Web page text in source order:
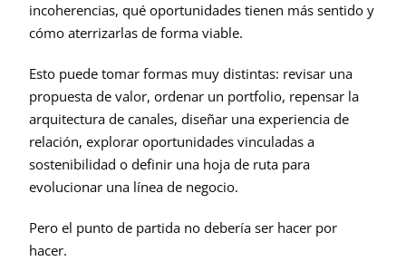
incoherencias, qué oportunidades tienen más sentido y
cómo aterrizarlas de forma viable.
Esto puede tomar formas muy distintas: revisar una
propuesta de valor, ordenar un portfolio, repensar la
arquitectura de canales, diseñar una experiencia de
relación, explorar oportunidades vinculadas a
sostenibilidad o definir una hoja de ruta para
evolucionar una línea de negocio.
Pero el punto de partida no debería ser hacer por
hacer.